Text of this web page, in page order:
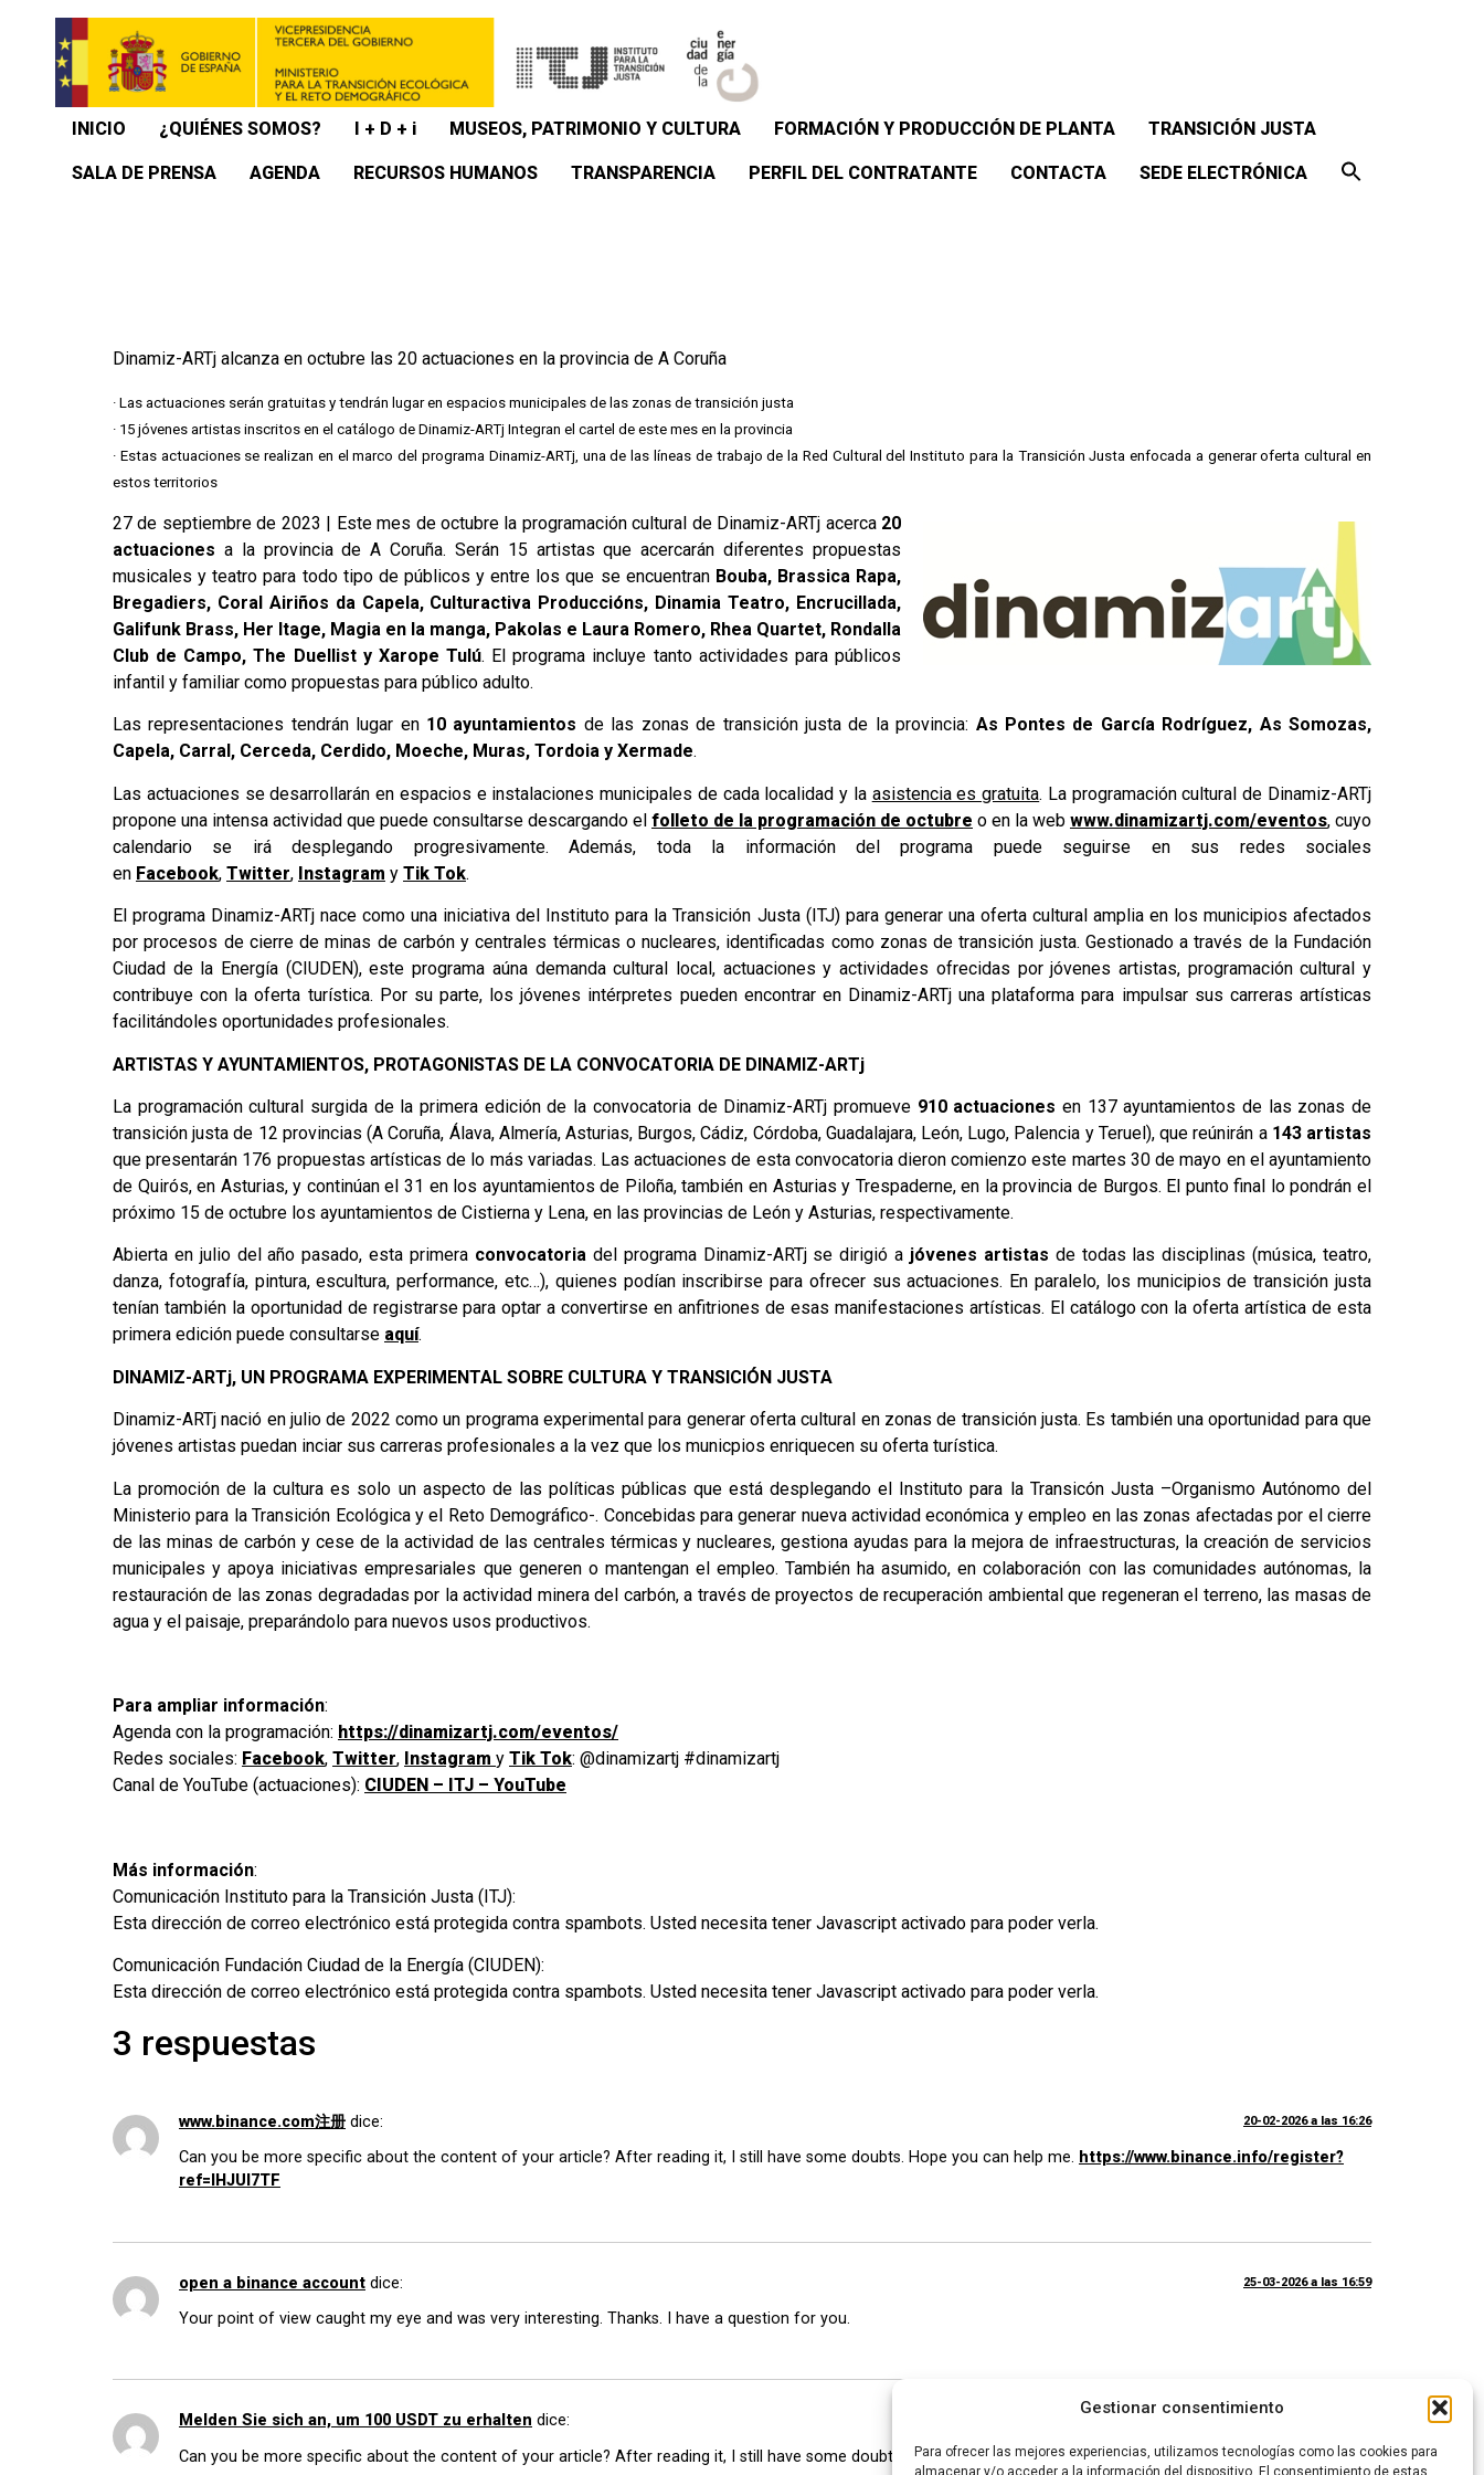
Gestionar consentimiento
Para ofrecer las mejores experiencias, utilizamos tecnologías como las cookies para
almacenar y/o acceder a la información del dispositivo. El consentimiento de estas
INICIO ¿QUIÉNES SOMOS? I + D + i MUSEOS, PATRIMONIO Y CULTURA FORMACIÓN Y PRODUCCIÓN DE PLANTA TRANSICIÓN JUSTA
SALA DE PRENSA AGENDA RECURSOS HUMANOS TRANSPARENCIA PERFIL DEL CONTRATANTE CONTACTA SEDE ELECTRÓNICA
Dinamiz-ARTj alcanza en octubre las 20 actuaciones en la provincia de A Coruña
· Las actuaciones serán gratuitas y tendrán lugar en espacios municipales de las zonas de transición justa
· 15 jóvenes artistas inscritos en el catálogo de Dinamiz-ARTj Integran el cartel de este mes en la provincia
· Estas actuaciones se realizan en el marco del programa Dinamiz-ARTj, una de las líneas de trabajo de la Red Cultural del Instituto para la Transición Justa enfocada a generar oferta cultural en
estos territorios
27 de septiembre de 2023 | Este mes de octubre la programación cultural de Dinamiz-ARTj acerca 20
actuaciones a la provincia de A Coruña. Serán 15 artistas que acercarán diferentes propuestas
musicales y teatro para todo tipo de públicos y entre los que se encuentran Bouba, Brassica Rapa,
Bregadiers, Coral Airiños da Capela, Culturactiva Produccións, Dinamia Teatro, Encrucillada,
Galifunk Brass, Her Itage, Magia en la manga, Pakolas e Laura Romero, Rhea Quartet, Rondalla
Club de Campo, The Duellist y Xarope Tulú. El programa incluye tanto actividades para públicos
infantil y familiar como propuestas para público adulto.
Las representaciones tendrán lugar en 10 ayuntamientos de las zonas de transición justa de la provincia: As Pontes de García Rodríguez, As Somozas,
Capela, Carral, Cerceda, Cerdido, Moeche, Muras, Tordoia y Xermade.
Las actuaciones se desarrollarán en espacios e instalaciones municipales de cada localidad y la asistencia es gratuita. La programación cultural de Dinamiz-ARTj
propone una intensa actividad que puede consultarse descargando el folleto de la programación de octubre o en la web www.dinamizartj.com/eventos, cuyo
calendario se irá desplegando progresivamente. Además, toda la información del programa puede seguirse en sus redes sociales
en Facebook, Twitter, Instagram y Tik Tok.
El programa Dinamiz-ARTj nace como una iniciativa del Instituto para la Transición Justa (ITJ) para generar una oferta cultural amplia en los municipios afectados
por procesos de cierre de minas de carbón y centrales térmicas o nucleares, identificadas como zonas de transición justa. Gestionado a través de la Fundación
Ciudad de la Energía (CIUDEN), este programa aúna demanda cultural local, actuaciones y actividades ofrecidas por jóvenes artistas, programación cultural y
contribuye con la oferta turística. Por su parte, los jóvenes intérpretes pueden encontrar en Dinamiz-ARTj una plataforma para impulsar sus carreras artísticas
facilitándoles oportunidades profesionales.
ARTISTAS Y AYUNTAMIENTOS, PROTAGONISTAS DE LA CONVOCATORIA DE DINAMIZ-ARTj
La programación cultural surgida de la primera edición de la convocatoria de Dinamiz-ARTj promueve 910 actuaciones en 137 ayuntamientos de las zonas de
transición justa de 12 provincias (A Coruña, Álava, Almería, Asturias, Burgos, Cádiz, Córdoba, Guadalajara, León, Lugo, Palencia y Teruel), que reúnirán a 143 artistas
que presentarán 176 propuestas artísticas de lo más variadas. Las actuaciones de esta convocatoria dieron comienzo este martes 30 de mayo en el ayuntamiento
de Quirós, en Asturias, y continúan el 31 en los ayuntamientos de Piloña, también en Asturias y Trespaderne, en la provincia de Burgos. El punto final lo pondrán el
próximo 15 de octubre los ayuntamientos de Cistierna y Lena, en las provincias de León y Asturias, respectivamente.
Abierta en julio del año pasado, esta primera convocatoriadel programa Dinamiz-ARTj se dirigió a jóvenes artistas de todas las disciplinas (música, teatro,
danza, fotografía, pintura, escultura, performance, etc…), quienes podían inscribirse para ofrecer sus actuaciones. En paralelo, los municipios de transición justa
tenían también la oportunidad de registrarse para optar a convertirse en anfitriones de esas manifestaciones artísticas. El catálogo con la oferta artística de esta
primera edición puede consultarse aquí.
DINAMIZ-ARTj, UN PROGRAMA EXPERIMENTAL SOBRE CULTURA Y TRANSICIÓN JUSTA
Dinamiz-ARTj nació en julio de 2022 como un programa experimental para generar oferta cultural en zonas de transición justa. Es también una oportunidad para que
jóvenes artistas puedan inciar sus carreras profesionales a la vez que los municpios enriquecen su oferta turística.
La promoción de la cultura es solo un aspecto de las políticas públicas que está desplegando el Instituto para la Transicón Justa –Organismo Autónomo del
Ministerio para la Transición Ecológica y el Reto Demográfico-. Concebidas para generar nueva actividad económica y empleo en las zonas afectadas por el cierre
de las minas de carbón y cese de la actividad de las centrales térmicas y nucleares, gestiona ayudas para la mejora de infraestructuras, la creación de servicios
municipales y apoya iniciativas empresariales que generen o mantengan el empleo. También ha asumido, en colaboración con las comunidades autónomas, la
restauración de las zonas degradadas por la actividad minera del carbón, a través de proyectos de recuperación ambiental que regeneran el terreno, las masas de
agua y el paisaje, preparándolo para nuevos usos productivos.
Para ampliar información:
Agenda con la programación: https://dinamizartj.com/eventos/
Redes sociales: Facebook, Twitter, Instagram y Tik Tok: @dinamizartj #dinamizartj
Canal de YouTube (actuaciones): CIUDEN – ITJ – YouTube
Más información:
Comunicación Instituto para la Transición Justa (ITJ):
Esta dirección de correo electrónico está protegida contra spambots. Usted necesita tener Javascript activado para poder verla.
Comunicación Fundación Ciudad de la Energía (CIUDEN):
Esta dirección de correo electrónico está protegida contra spambots. Usted necesita tener Javascript activado para poder verla.
3 respuestas
www.binance.com注册 dice: 20-02-2026 a las 16:26
Can you be more specific about the content of your article? After reading it, I still have some doubts. Hope you can help me. https://www.binance.info/register?
ref=IHJUI7TF
open a binance account dice: 25-03-2026 a las 16:59
Your point of view caught my eye and was very interesting. Thanks. I have a question for you.
Melden Sie sich an, um 100 USDT zu erhalten dice:
Can you be more specific about the content of your article? After reading it, I still have some doubts. Hope you can help me.